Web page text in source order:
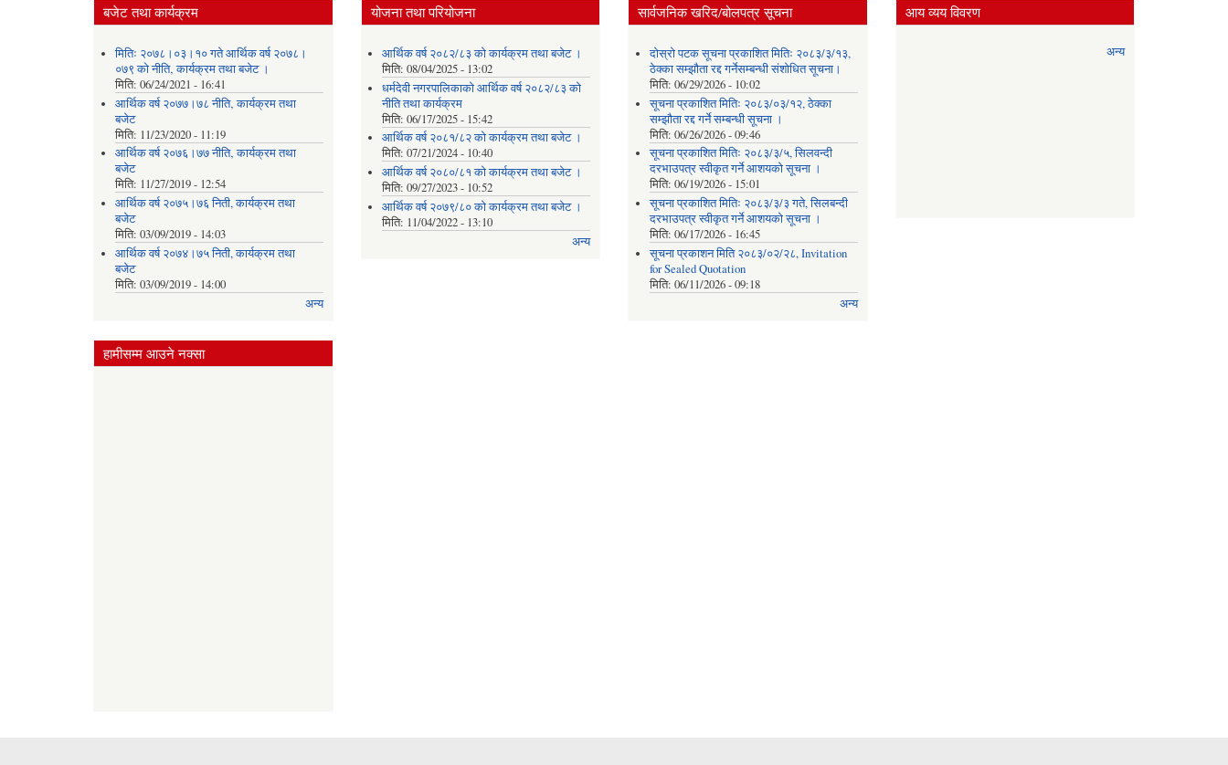
बजेट तथा कार्यक्रम
मितिः २०७८।०३।१० गते आर्थिक वर्ष २०७८।
०७९ को नीति‚ कार्यक्रम तथा बजेट ।
मिति: 06/24/2021 - 16:41
आर्थिक वर्ष २०७७।७८ नीति‚ कार्यक्रम तथा
बजेट
मिति: 11/23/2020 - 11:19
आर्थिक वर्ष २०७६।७७ नीति‚ कार्यक्रम तथा
बजेट
मिति: 11/27/2019 - 12:54
आर्थिक वर्ष २०७५।७६ निती, कार्यक्रम तथा
बजेट
मिति: 03/09/2019 - 14:03
आर्थिक वर्ष २०७४।७५ निती, कार्यक्रम तथा
बजेट
मिति: 03/09/2019 - 14:00
अन्य
योजना तथा परियोजना
आर्थिक वर्ष २०८२/८३ को कार्यक्रम तथा बजेट ।
मिति:08/04/2025 - 13:02
धर्मदेवी नगरपालिकाको आर्थिक वर्ष २०८२/८३ को
नीति तथा कार्यक्रम
मिति:06/17/2025 - 15:42
आर्थिक वर्ष २०८१/८२ को कार्यक्रम तथा बजेट ।
मिति:07/21/2024 - 10:40
आर्थिक वर्ष २०८०/८१ को कार्यक्रम तथा बजेट ।
मिति:09/27/2023 - 10:52
आर्थिक वर्ष २०७९/८० को कार्यक्रम तथा बजेट ।
मिति: 11/04/2022 - 13:10
अन्य
सार्वजनिक खरिद/बोलपत्र सूचना
दोस्रो पटक सूचना प्रकाशित मितिः २०८३/३/१३,
ठेक्का सम्झौता रद्द गर्नेसम्बन्धी संशोधित सूचना।
मिति: 06/29/2026 - 10:02
सूचना प्रकाशित मितिः २०८३/०३/१२, ठेक्का
सम्झौता रद्द गर्ने सम्बन्धी सूचना ।
मिति: 06/26/2026 - 09:46
सूचना प्रकाशित मितिः २०८३/३/५, सिलवन्दी
दरभाउपत्र स्वीकृत गर्ने आशयको सूचना ।
मिति: 06/19/2026 - 15:01
सूचना प्रकाशित मितिः २०८३/३/३ गते, सिलबन्दी
दरभाउपत्र स्वीकृत गर्ने आशयको सूचना ।
मिति: 06/17/2026 - 16:45
सूचना प्रकाशन मिति २०८३/०२/२८, Invitation
for Sealed Quotation
मिति: 06/11/2026 - 09:18
अन्य
आय व्यय विवरण
अन्य
हामीसम्म आउने नक्सा